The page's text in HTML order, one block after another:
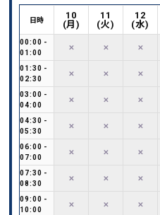
日時
00:00 -
01:00
01:30 -
02:30
03:00 -
04:00
04:30 -
05:30
06:00 -
07:00
07:30 -
08:30
09:00 -
10:00
10
(月)
✕
✕
✕
✕
✕
✕
✕
11
(火)
✕
✕
✕
✕
✕
✕
✕
12
(水)
✕
✕
✕
✕
✕
✕
✕